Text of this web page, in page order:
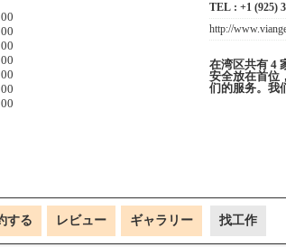
TEL : +1 (925)
http://
在湾区共有 4
安全放在首位
们的服务。我
する レビュー ギャラリー 找工作